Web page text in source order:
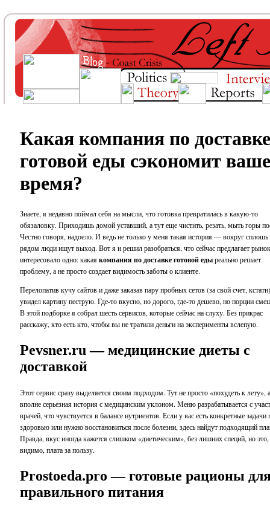
Какая компания по доставке
готовой еды сэкономит ваше
время?
Знаете, я недавно поймал себя на мысли, что готовка превратилась в какую-то
обязаловку. Приходишь домой уставший, а тут еще чистить, резать, мыть горы
Честно говоря, надоело. И ведь не только у меня такая история — вокруг сплошь
рядом люди ищут выход. Вот я и решил разобраться, что сейчас предлагает
интересовало одно: какаякомпания по доставке готовой едыреально решает
проблему, а не просто создает видимость заботы о клиенте.
Перелопатив кучу сайтов и даже заказав пару пробных сетов (за свой счет,
увидел картину пеструю. Где-то вкусно, но дорого, где-то дешево, но порции
В этой подборке я собрал шесть сервисов, которые сейчас на слуху. Без прикрас
расскажу, кто есть кто, чтобы вы не тратили деньги на эксперименты вслепую.
Pevsner.ru — медицинские диеты с
доставкой
Этот сервис сразу выделяется своим подходом. Тут не просто «похудеть к лету», а
вполне серьезная история с медицинским уклоном. Меню разрабатывается с
врачей, что чувствуется в балансе нутриентов. Если у вас есть конкретные задачи
здоровью или нужно восстановиться после болезни, здесь найдут подходящий
Правда, вкус иногда кажется слишком «диетическим», без лишних специй, но это,
видимо, плата за пользу.
Prostoeda.pro — готовые рационы
правильного питания